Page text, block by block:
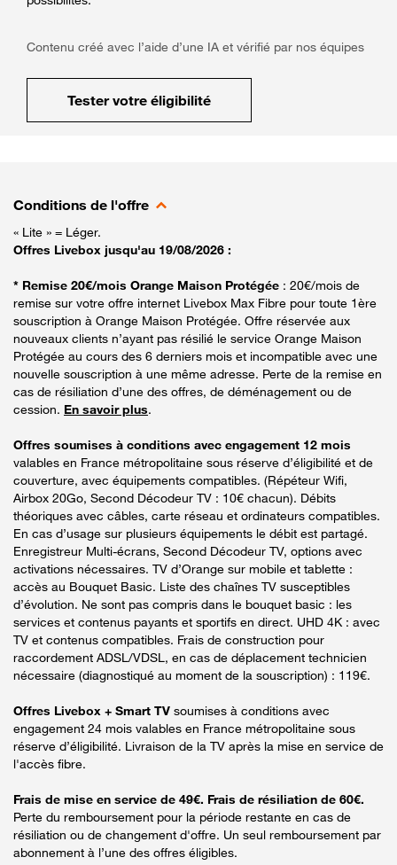
Contenu créé avec l’aide d’une IA et vérifié par nos équipes
Tester votre éligibilité
Conditions de l'offre
« Lite » = Léger.
Offres Livebox jusqu'au 19/08/2026 :
* Remise 20€/mois Orange Maison Protégée : 20€/mois de
remise sur votre offre internet Livebox Max Fibre pour toute 1ère
souscription à Orange Maison Protégée. Offre réservée aux
nouveaux clients n’ayant pas résilié le service Orange Maison
Protégée au cours des 6 derniers mois et incompatible avec une
nouvelle souscription à une même adresse. Perte de la remise en
cas de résiliation d’une des offres, de déménagement ou de
cession. En savoir plus.
Offres soumises à conditions avec engagement 12 mois
valables en France métropolitaine sous réserve d’éligibilité et de
couverture, avec équipements compatibles. (Répéteur Wifi,
Airbox 20Go, Second Décodeur TV : 10€ chacun). Débits
théoriques avec câbles, carte réseau et ordinateurs compatibles.
En cas d’usage sur plusieurs équipements le débit est partagé.
Enregistreur Multi-écrans, Second Décodeur TV, options avec
activations nécessaires. TV d’Orange sur mobile et tablette :
accès au Bouquet Basic. Liste des chaînes TV susceptibles
d’évolution. Ne sont pas compris dans le bouquet basic : les
services et contenus payants et sportifs en direct. UHD 4K : avec
TV et contenus compatibles. Frais de construction pour
raccordement ADSL/VDSL, en cas de déplacement technicien
nécessaire (diagnostiqué au moment de la souscription) : 119€.
Offres Livebox + Smart TV soumises à conditions avec
engagement 24 mois valables en France métropolitaine sous
réserve d’éligibilité. Livraison de la TV après la mise en service de
l'accès fibre.
Frais de mise en service de 49€. Frais de résiliation de 60€.
Perte du remboursement pour la période restante en cas de
résiliation ou de changement d'offre. Un seul remboursement par
abonnement à l’une des offres éligibles.